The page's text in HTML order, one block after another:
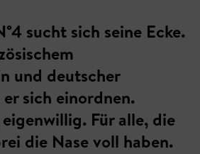
sucht sich seine Ecke.
und deutscher
sich einordnen.
Für alle, die
die Nase voll haben.